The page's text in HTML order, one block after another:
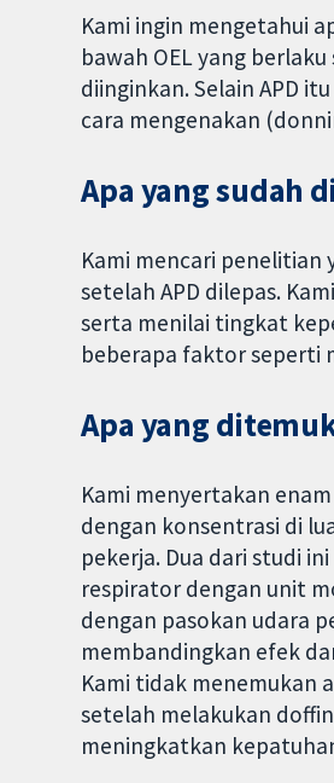
Kami ingin mengetahui
bawah OEL yang
diinginkan. Selain APD
cara mengenakan
Apa yang sudah
Kami mencari penelitian
setelah APD dilepas.
serta menilai tingkat
beberapa faktor seperti
Apa yang
Kami menyertakan
dengan konsentrasi di
pekerja. Dua dari studi
respirator dengan unit
dengan pasokan udara
membandingkan efek
Kami tidak menemukan
setelah melakukan
meningkatkan